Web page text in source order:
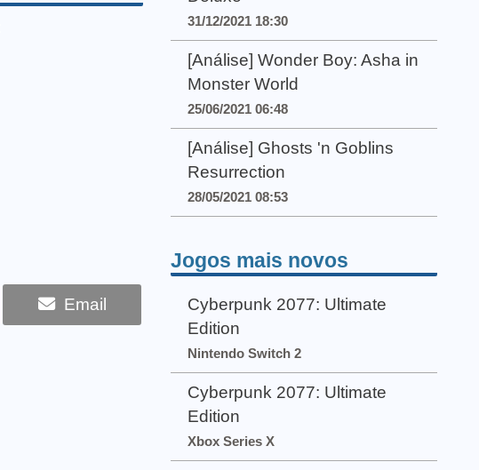
Email
31/12/2021 18:30
[Análise] Wonder Boy: Asha in
Monster World
25/06/2021 06:48
[Análise] Ghosts 'n Goblins
Resurrection
28/05/2021 08:53
Jogos mais novos
Cyberpunk 2077: Ultimate
Edition
Nintendo Switch 2
Cyberpunk 2077: Ultimate
Edition
Xbox Series X